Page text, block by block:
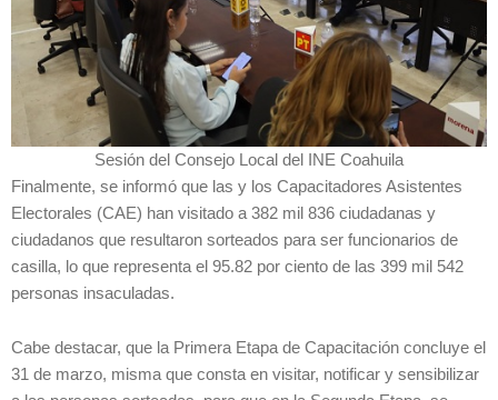
Sesión del Consejo Local del INE Coahuila
Finalmente, se informó que las y los Capacitadores Asistentes
Electorales (CAE) han visitado a 382 mil 836 ciudadanas y
ciudadanos que resultaron sorteados para ser funcionarios de
casilla, lo que representa el 95.82 por ciento de las 399 mil 542
personas insaculadas.
Cabe destacar, que la Primera Etapa de Capacitación concluye el
31 de marzo, misma que consta en visitar, notificar y sensibilizar